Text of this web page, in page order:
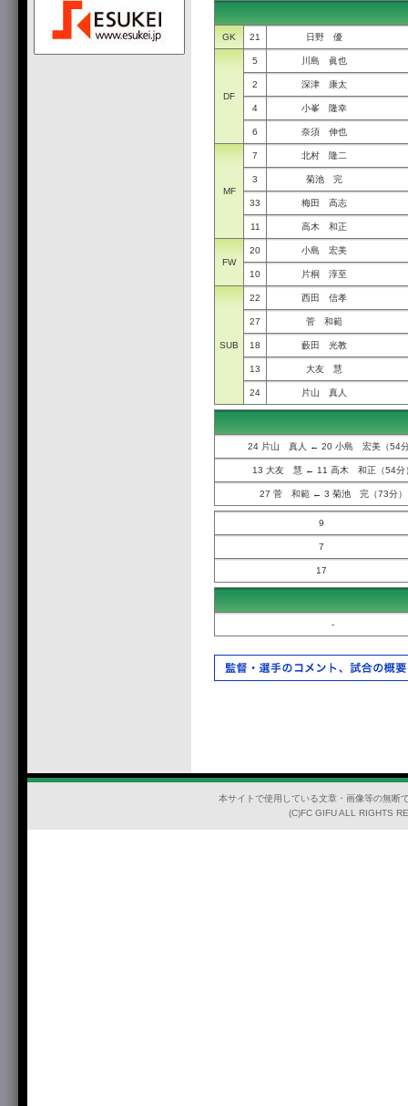
GK 21 日野 優
DF
5 川島 眞也
2 深津 康太
4 小峯 隆幸
6 奈須 伸也
MF
7 北村 隆二
3 菊池 完
33 梅田 高志
11 高木 和正
FW
20 小島 宏美
10 片桐 淳至
SUB
22 西田 信孝
27 菅 和範
18 藪田 光教
13 大友 慧
24 片山 真人
24 片山 真人 ← 20 小島 宏美（54
13 大友 慧 ← 11 高木 和正（54分
27 菅 和範 ← 3 菊池 完（73分）
9
7
17
-
本サイトで使用している文章・画像等の無断
(C)FC GIFU ALL RIGHTS